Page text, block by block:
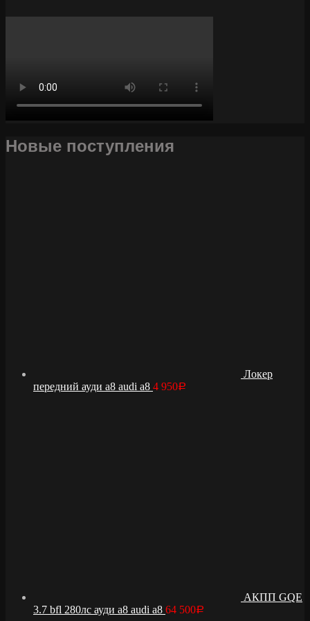
Новые поступления
Локер
передний ауди а8 audi a8 4 950Р
АКПП GQE
3.7 bfl 280лс ауди а8 audi a8 64 500Р